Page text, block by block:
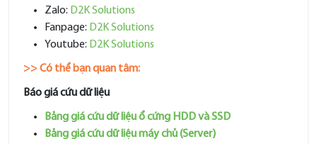
Zalo: D2K Solutions
Fanpage: D2K Solutions
Youtube: D2K Solutions
>> Có thể bạn quan tâm:
Báo giá cứu dữ liệu
Bảng giá cứu dữ liệu ổ cứng HDD và SSD
Bảng giá cứu dữ liệu máy chủ (Server)